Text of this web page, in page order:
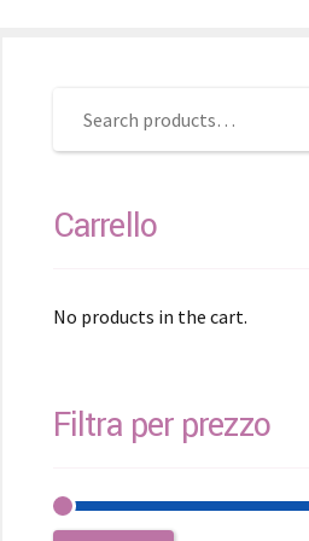
Carrello
No products in the cart.
Filtra per prezzo